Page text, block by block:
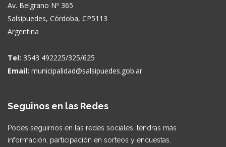
Av. Belgrano Nº 365
Salsipuedes, Córdoba, CP5113
Argentina
Tel: 3543 492225/325/625
Email: municipalidad@salsipuedes.gob.ar
Seguinos en las Redes
Podes seguirnos en las redes sociales, tendras más
información, participación en sorteos y encuestas.